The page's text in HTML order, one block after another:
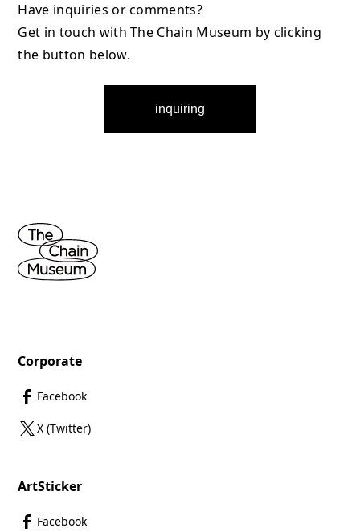
Have inquiries or comments?
Get in touch with The Chain Museum by clicking
the button below.
inquiring
Corporate
Facebook
X (Twitter)
ArtSticker
Facebook